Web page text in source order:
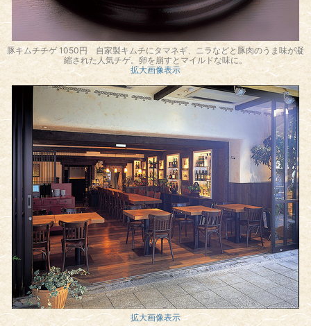
豚キムチチゲ 1050円 自家製キムチにタマネギ、ニラなどと豚肉のうま味が凝
縮された人気チゲ。卵を崩すとマイルドな味に。
拡大画像表示
拡大画像表示